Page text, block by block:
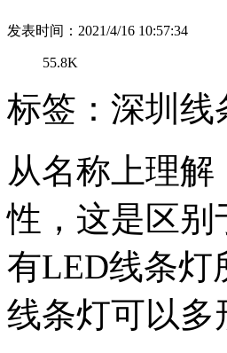
发表时间：2021/4/16 10:57:34
55.8K
标签：深圳线
从名称上理
性，这是区别
有LED线条灯
线条灯可以多